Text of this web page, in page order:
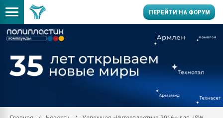
ПЕРЕЙТИ НА ФОРУМ
производство SPC
заводу пластмасс"